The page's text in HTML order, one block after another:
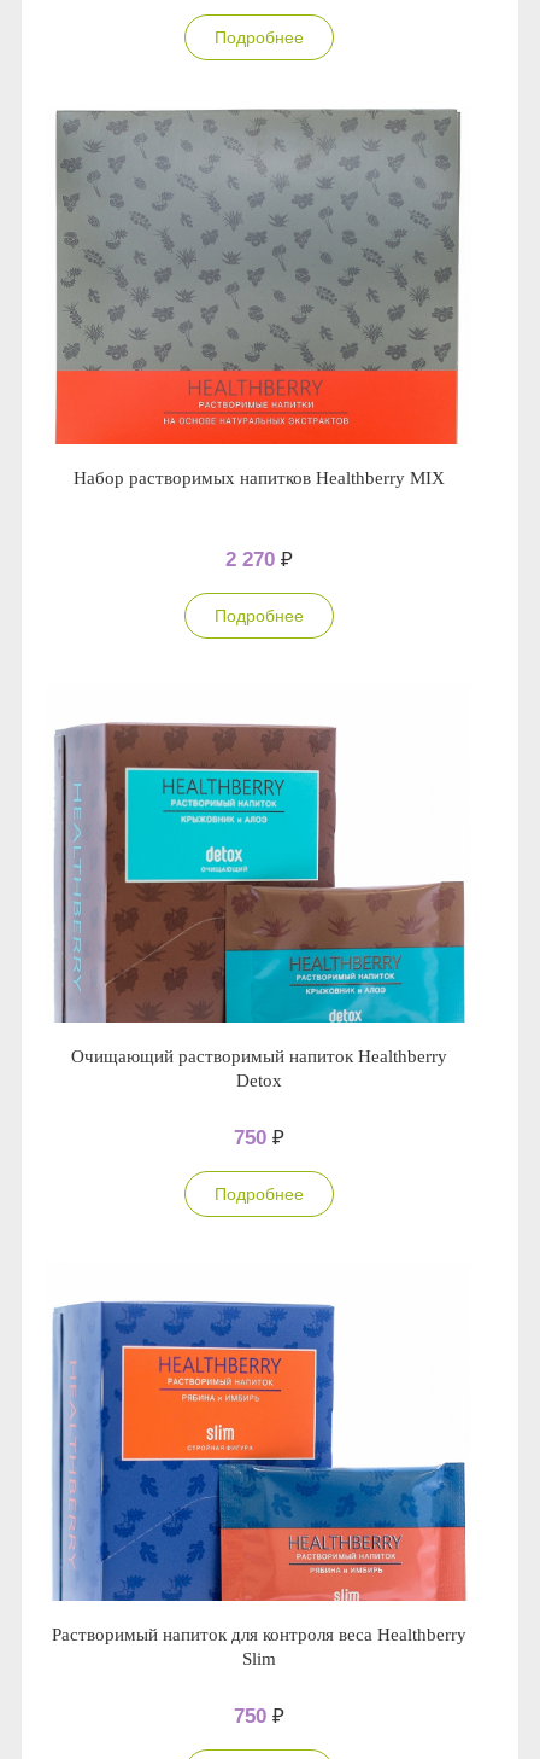
Подробнее
Набор растворимых напитков Healthberry MIX
2 270 ₽
Подробнее
Очищающий растворимый напиток Healthberry
Detox
750 ₽
Подробнее
Растворимый напиток для контроля веса Healthberry
Slim
750 ₽